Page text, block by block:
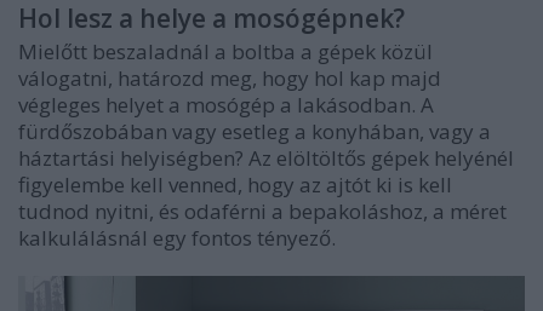
Hol lesz a helye a mosógépnek?
Mielőtt beszaladnál a boltba a gépek közül
válogatni, határozd meg, hogy hol kap majd
végleges helyet a mosógép a lakásodban. A
fürdőszobában vagy esetleg a konyhában, vagy a
háztartási helyiségben? Az elöltöltős gépek helyénél
figyelembe kell venned, hogy az ajtót ki is kell
tudnod nyitni, és odaférni a bepakoláshoz, a méret
kalkulálásnál egy fontos tényező.